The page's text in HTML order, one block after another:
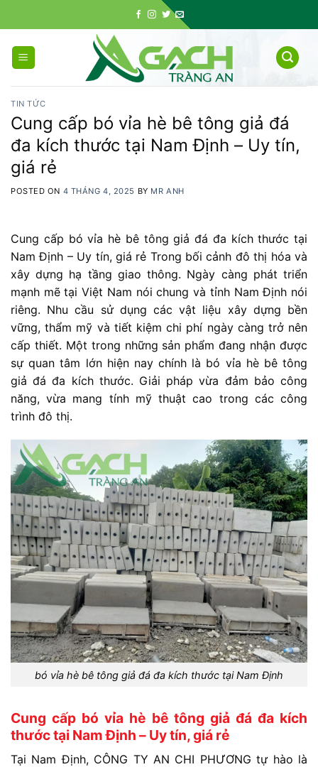
to
content
TIN TỨC
Cung cấp bó vỉa hè bê tông giả đá
đa kích thước tại Nam Định – Uy tín,
giá rẻ
POSTED ON 4 THÁNG 4, 2025 BY MR ANH
Cung cấp bó vỉa hè bê tông giả đá đa kích thước tại
Nam Định – Uy tín, giá rẻ Trong bốicảnh đôthị hóavà
xâydựng hạ tầng giaothông. Ngày càng pháttriển
mạnh mẽtạiViệt Nam nóichungvà tỉnh NamĐịnh nói
riêng. Nhucầu sử dụngcácvật liệu xây dựng bền
vững,thẩm mỹ và tiết kiệmchi phí ngày càng trở nên
cấp thiết. Một trong những sản phẩmđang nhậnđược
sựquantâm lớn hiện naychính là bó vỉa hè bêtông
giảđáđa kích thước. Giải phápvừa đảm bảocông
năng,vừa mang tính mỹthuậtcao trong cáccông
trình đô thị.
bó vỉa hè bê tông giả đá đa kích thước tại Nam Định
Cung cấp bó vỉa hè bê tông giả đá đa kích
thước tại Nam Định – Uy tín, giá rẻ
Tại NamĐịnh, CÔNG TY AN CHI PHƯƠNG tự hào là